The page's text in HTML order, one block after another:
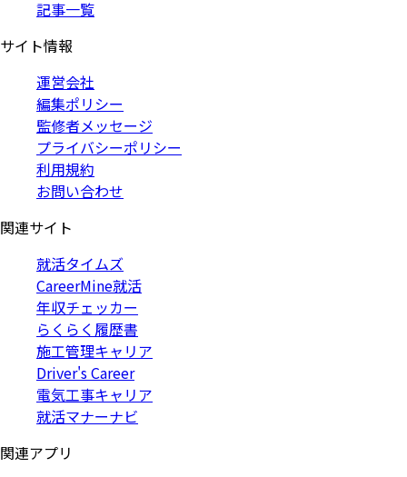
記事一覧
サイト情報
運営会社
編集ポリシー
監修者メッセージ
プライバシーポリシー
利用規約
お問い合わせ
関連サイト
就活タイムズ
CareerMine就活
年収チェッカー
らくらく履歴書
施工管理キャリア
Driver's Career
電気工事キャリア
就活マナーナビ
関連アプリ